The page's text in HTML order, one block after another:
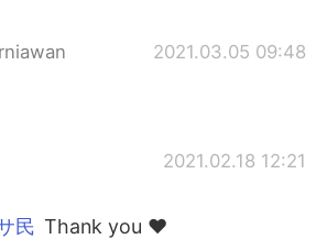
2021.03.05 09:48
2021.02.18 12:21
民 Thank you ❤️